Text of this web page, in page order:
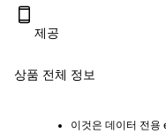
제공
상품 전체 정보
이것은 데이터 전용